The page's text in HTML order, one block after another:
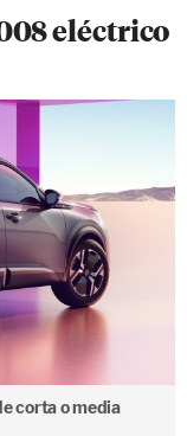
eléctrico
corta o media